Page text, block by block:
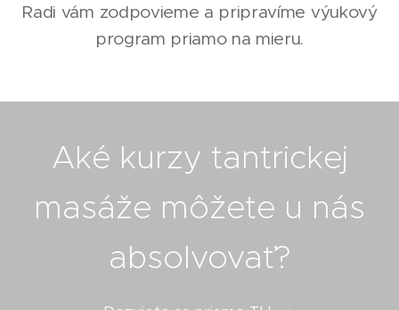
Radi vám zodpovieme a pripravíme výukový
program priamo na mieru.
Aké kurzy tantrickej
masáže môžete u nás
absolvovať?